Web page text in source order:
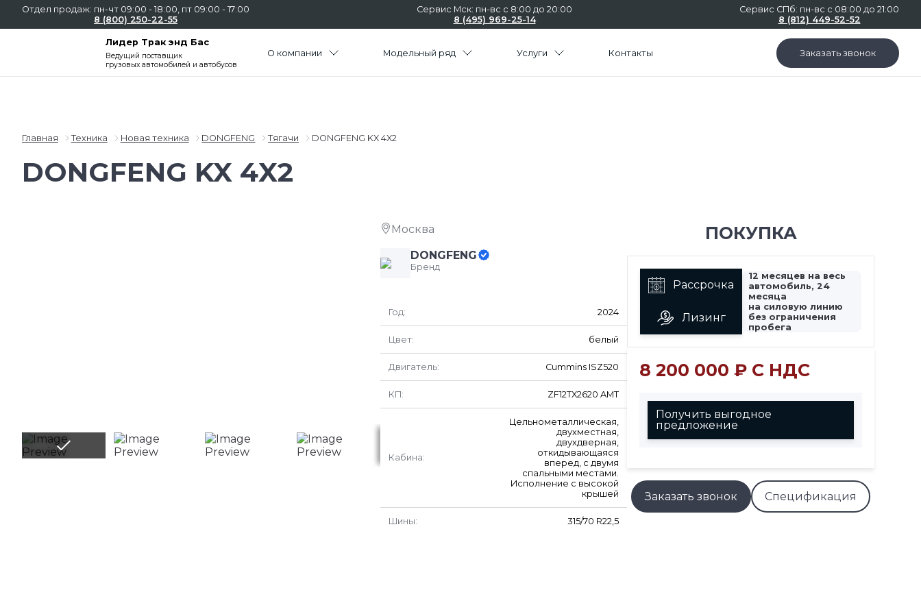
Отдел продаж: пн-чт 09:00 - 18:00, пт 09:00 - 17:00
8 (800) 250-22-55
Сервис Мск: пн-вс с 8:00 до 20:00
8 (495) 969-25-14
Сервис СПб: пн-вс с 08:00 до 21:00
8 (812) 449-52-52
Лидер Трак энд Бас
Ведущий поставщик
грузовых автомобилей и автобусов
О компании Модельный ряд Услуги Контакты Заказать звонок
Главная Техника Новая техника DONGFENG Тягачи DONGFENG KX 4X2
DONGFENG KX 4X2
ХИТ В НАЛИЧИИ
Москва
DONGFENG
Бренд
Год: 2024
Цвет: белый
Двигатель: Cummins ISZ520
КП: ZF12TX2620 AMT
Кабина:
Цельнометаллическая,
двухместная,
двухдверная,
откидывающаяся
вперед, с двумя
спальными местами.
Исполнение с высокой
крышей
Шины: 315/70 R22,5
ПОКУПКА
Рассрочка
Лизинг
12 месяцев на весь
автомобиль, 24
месяца
на силовую линию
без ограничения
пробега
8 200 000 ₽ С НДС
Получить выгодное
предложение
Заказать звонок Спецификация